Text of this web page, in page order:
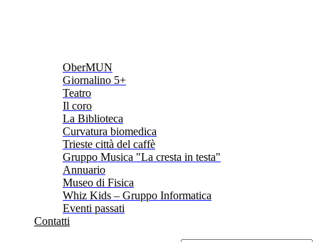
OberMUN
Giornalino 5+
Teatro
Il coro
La Biblioteca
Curvatura biomedica
Trieste città del caffè
Gruppo Musica "La cresta in testa"
Annuario
Museo di Fisica
Whiz Kids – Gruppo Informatica
Eventi passati
Contatti